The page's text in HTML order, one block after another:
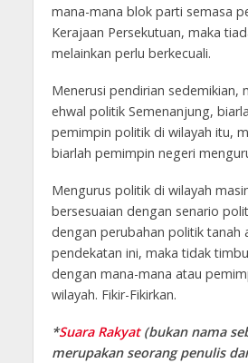
mana-mana blok parti semasa
Kerajaan Persekutuan, maka
melainkan perlu berkecuali.
Menerusi pendirian sedemikian,
ehwal politik Semenanjung,
pemimpin politik di wilayah itu,
biarlah pemimpin negeri
Mengurus politik di wilayah
bersesuaian dengan senario
dengan perubahan politik tanah
pendekatan ini, maka tidak
dengan mana-mana atau
wilayah. Fikir-Fikirkan.
*Suara Rakyat(bukan nama
merupakan seorang penulis